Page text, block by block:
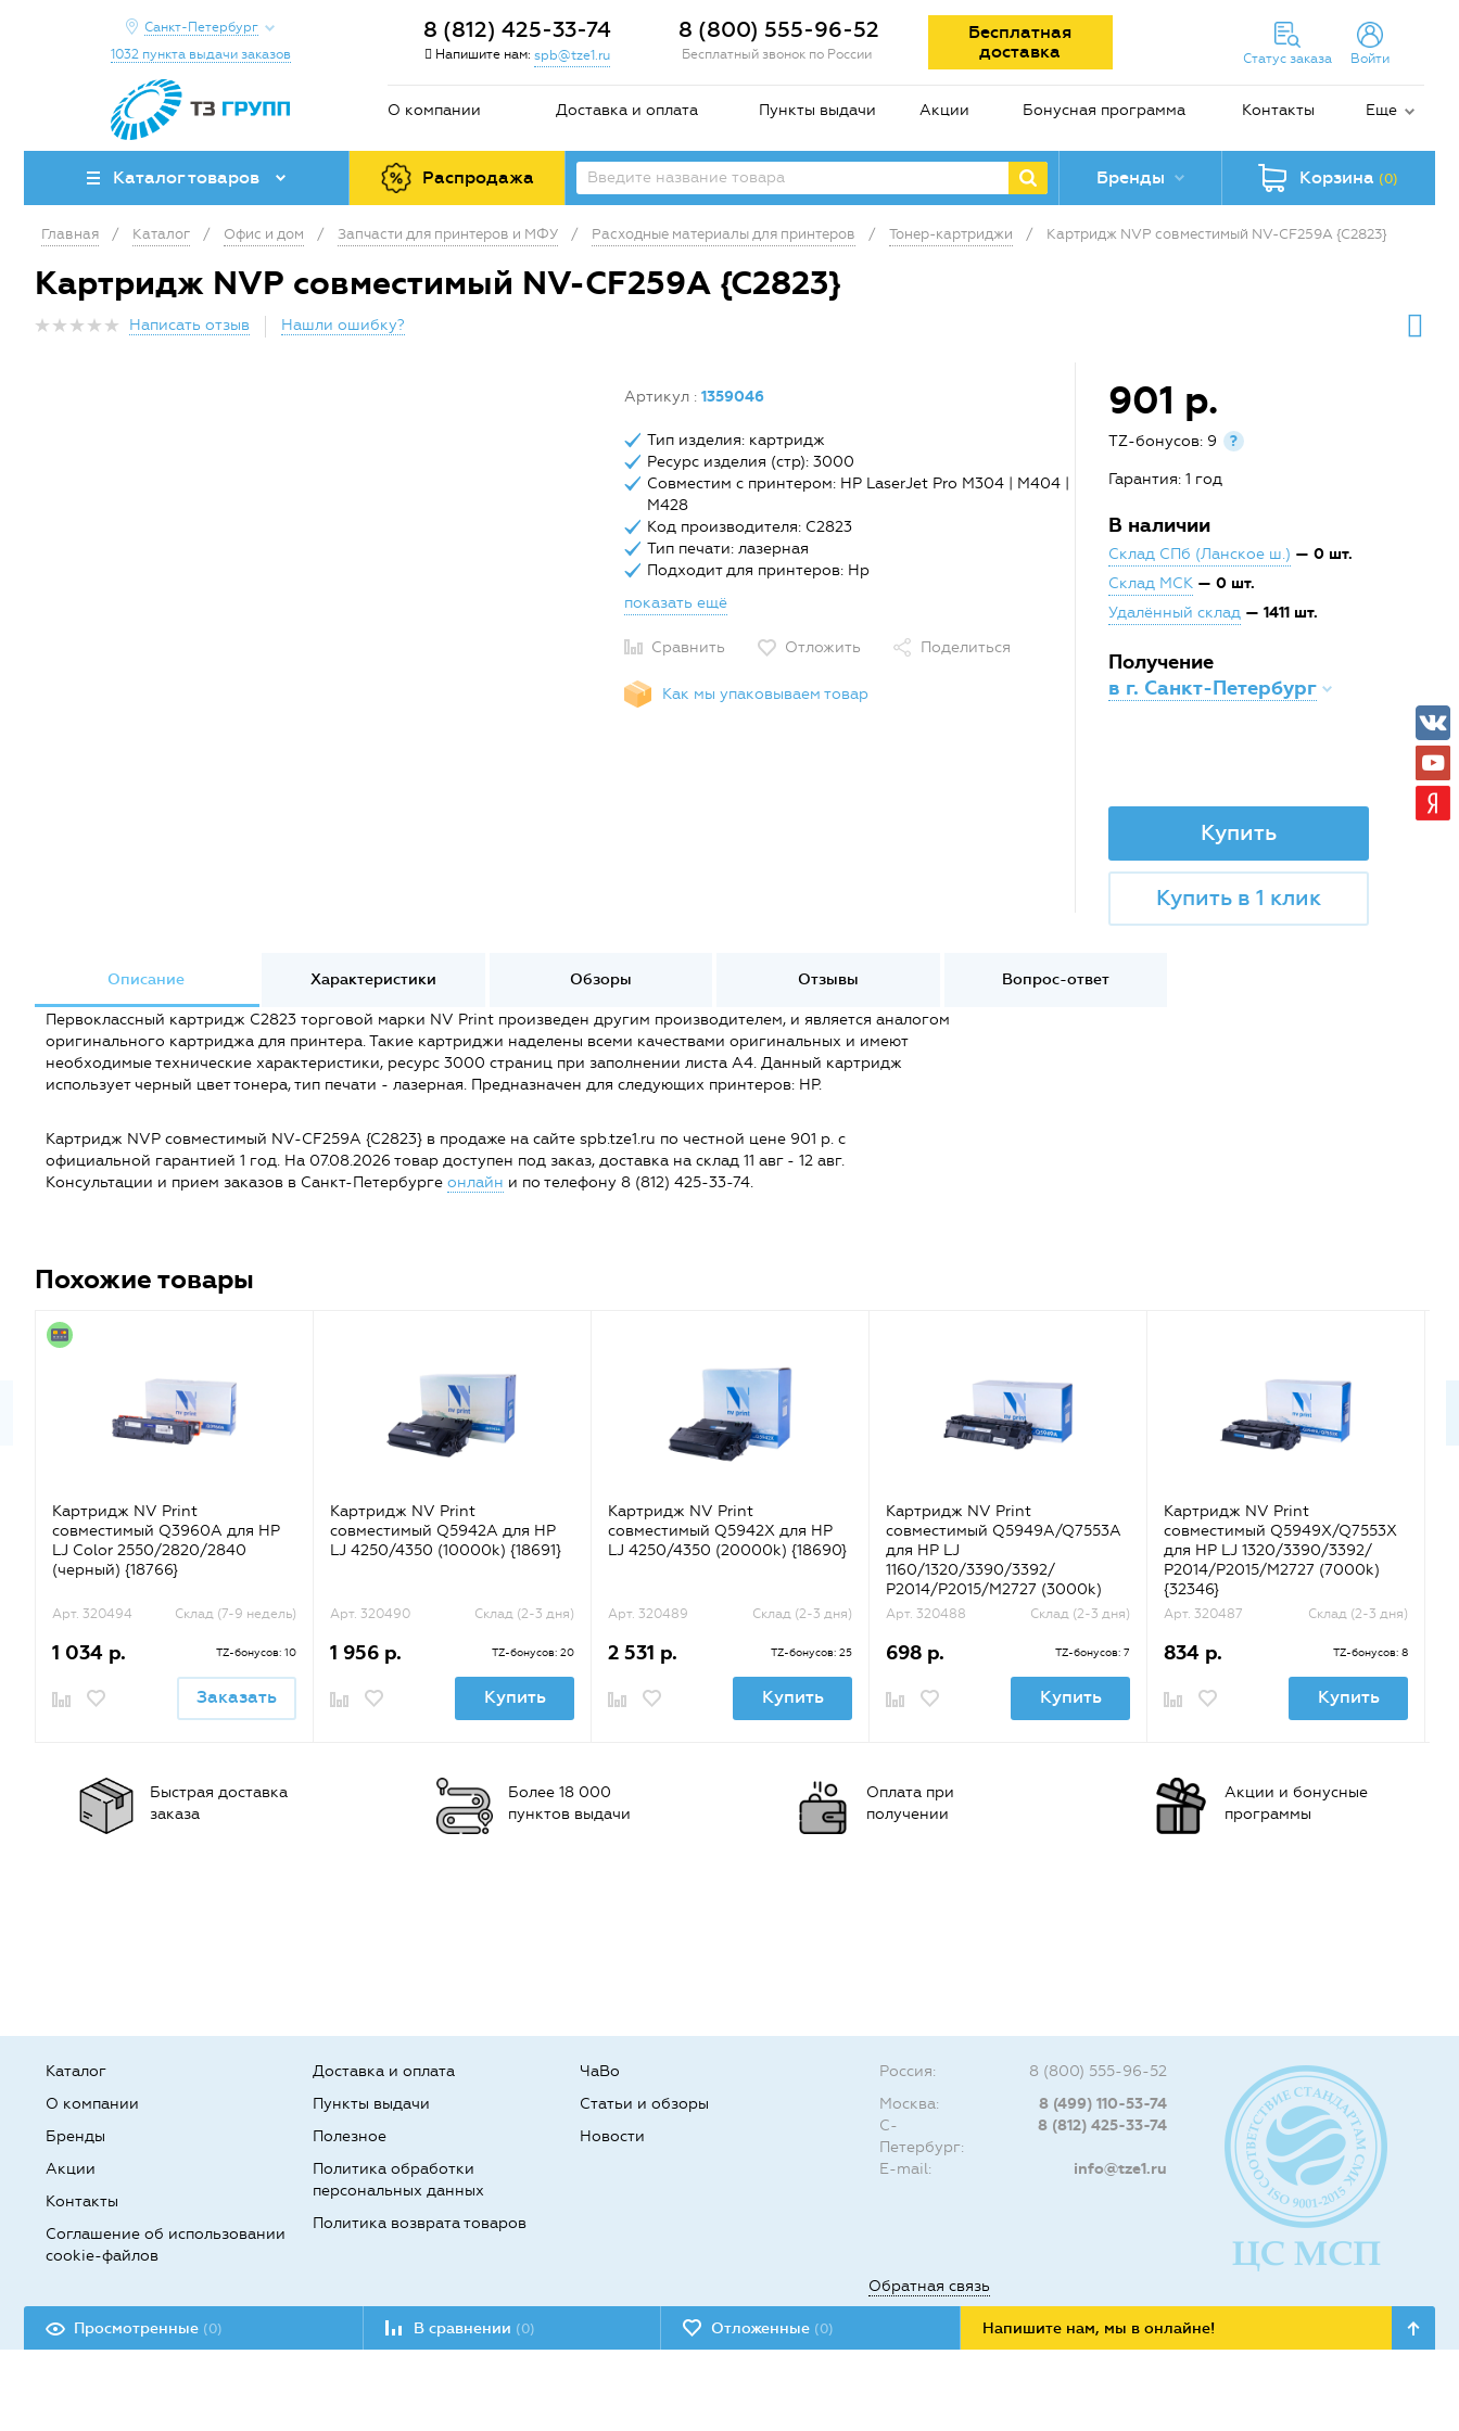
Санкт-Петербург
1032 пункта выдачи заказов
8 (812) 425-33-74
Напишите нам: spb@tze1.ru
8 (800) 555-96-52
Бесплатный звонок по России
Бесплатная
доставка
Статус заказа Войти
О компании Доставка и оплата Пункты выдачи Акции Бонусная программа Контакты Еще
Каталог товаров Распродажа Бренды Корзина (0)
Главная / Каталог / Офис и дом / Запчасти для принтеров и МФУ / Расходные материалы для принтеров / Тонер-картриджи / Картридж NVP совместимый NV-CF259A {C2823}
Картридж NVP совместимый NV-CF259A {C2823}
Написать отзыв Нашли ошибку?
Артикул : 1359046
Тип изделия: картридж
Ресурс изделия (стр): 3000
Совместим с принтером: HP LaserJet Pro M304 | M404 |
M428
Код производителя: C2823
Тип печати: лазерная
Подходит для принтеров: Hp
показать ещё
Сравнить Отложить Поделиться
Как мы упаковываем товар
901 р.
TZ-бонусов: 9 ?
Гарантия: 1 год
В наличии
Склад СПб (Ланское ш.) — 0 шт.
Склад МСК — 0 шт.
Удалённый склад — 1411 шт.
Получение
в г. Санкт-Петербург
Купить
Купить в 1 клик
Описание Характеристики Обзоры Отзывы Вопрос-ответ
Первоклассный картридж C2823 торговой марки NV Print произведен другим производителем, и является аналогом
оригинального картриджа для принтера. Такие картриджи наделены всеми качествами оригинальных и имеют
необходимые технические характеристики, ресурс 3000 страниц при заполнении листа А4. Данный картридж
использует черный цвет тонера, тип печати - лазерная. Предназначен для следующих принтеров: HP.
Картридж NVP совместимый NV-CF259A {C2823} в продаже на сайте spb.tze1.ru по честной цене 901 р. с
официальной гарантией 1 год. На 07.08.2026 товар доступен под заказ, доставка на склад 11 авг - 12 авг.
Консультации и прием заказов в Санкт-Петербурге онлайн и по телефону 8 (812) 425-33-74.
Похожие товары
Картридж NV Print
совместимый Q3960A для HP
LJ Color 2550/2820/2840
(черный) {18766}
Арт. 320494 Склад (7-9 недель)
1 034 р. TZ-бонусов: 10
Заказать
Картридж NV Print
совместимый Q5942A для HP
LJ 4250/4350 (10000k) {18691}
Арт. 320490 Склад (2-3 дня)
1 956 р. TZ-бонусов: 20
Купить
Картридж NV Print
совместимый Q5942X для HP
LJ 4250/4350 (20000k) {18690}
Арт. 320489 Склад (2-3 дня)
2 531 р. TZ-бонусов: 25
Купить
Картридж NV Print
совместимый Q5949A/Q7553A
для HP LJ
1160/1320/3390/3392/
P2014/P2015/M2727 (3000k)
{31564}
Арт. 320488 Склад (2-3 дня)
698 р. TZ-бонусов: 7
Купить
Картридж NV Print
совместимый Q5949X/Q7553X
для HP LJ 1320/3390/3392/
P2014/P2015/M2727 (7000k)
{32346}
Арт. 320487 Склад (2-3 дня)
834 р. TZ-бонусов: 8
Купить
Быстрая доставка
заказа
Более 18 000
пунктов выдачи
Оплата при
получении
Акции и бонусные
программы
Каталог
О компании
Бренды
Доставка и оплата
Пункты выдачи
Полезное
ЧаВо
Статьи и обзоры
Новости
Акции
Контакты
Соглашение об использовании
cookie-файлов
Политика обработки
персональных данных
Политика возврата товаров
Разработка сайта:
Россия:
8 (800) 555-96-52
Москва:
8 (499) 110-53-74
С-
Петербург:
8 (812) 425-33-74
E-mail: info@tze1.ru
Обратная связь
Просмотренные (0) В сравнении (0) Отложенные (0) Напишите нам, мы в онлайне!